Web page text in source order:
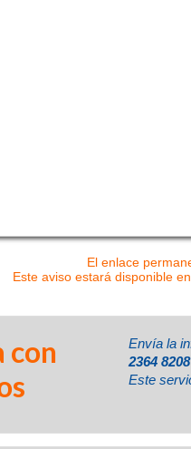
El enlace
Este aviso estará disponible
con
Envía la
2364
Este